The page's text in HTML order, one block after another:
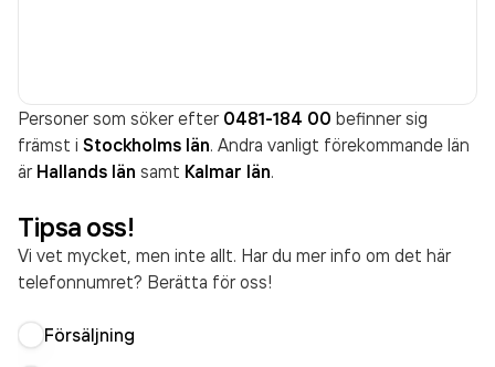
Personer som söker efter 0481-184 00 befinner sig
främst i Stockholms län. Andra vanligt förekommande län
är Hallands län samt Kalmar län.
Tipsa oss!
Vi vet mycket, men inte allt. Har du mer info om det här
telefonnumret? Berätta för oss!
Försäljning